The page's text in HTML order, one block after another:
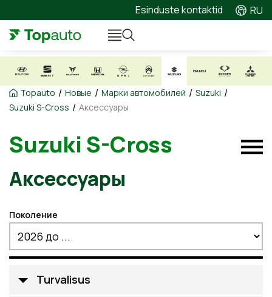
Esinduste kontaktid RU
Topauto / Новые / Марки автомобилей / Suzuki /
Suzuki S-Cross / Аксессуары
Suzuki S-Cross
Аксессуары
Поколение
Turvalisus